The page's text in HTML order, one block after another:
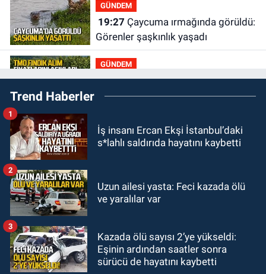
GÜNDEM
19:27
Görenler şaşkınlık yaşadı
GÜNDEM
19:12TMO kabuklu fındık alım
fiyatlarını açıkladı
18:52
18:44Zonguldak'ta araç yayaya
GÜNDEM
18:32
kabri başında anıldı
Trend Haberler
İş insanı Ercan Ekşi İstanbul’daki
s*lahlı saldırıda hayatını kaybetti
1
Uzun ailesi yasta: Feci kazada ölü
ve yaralılar var
2
Kazada ölü sayısı 2’ye yükseldi:
Eşinin ardından saatler sonra
sürücü de hayatını kaybetti
3